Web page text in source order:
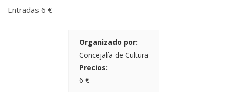
Entradas 6 €
Organizado por:
Concejalía de Cultura
Precios:
6 €